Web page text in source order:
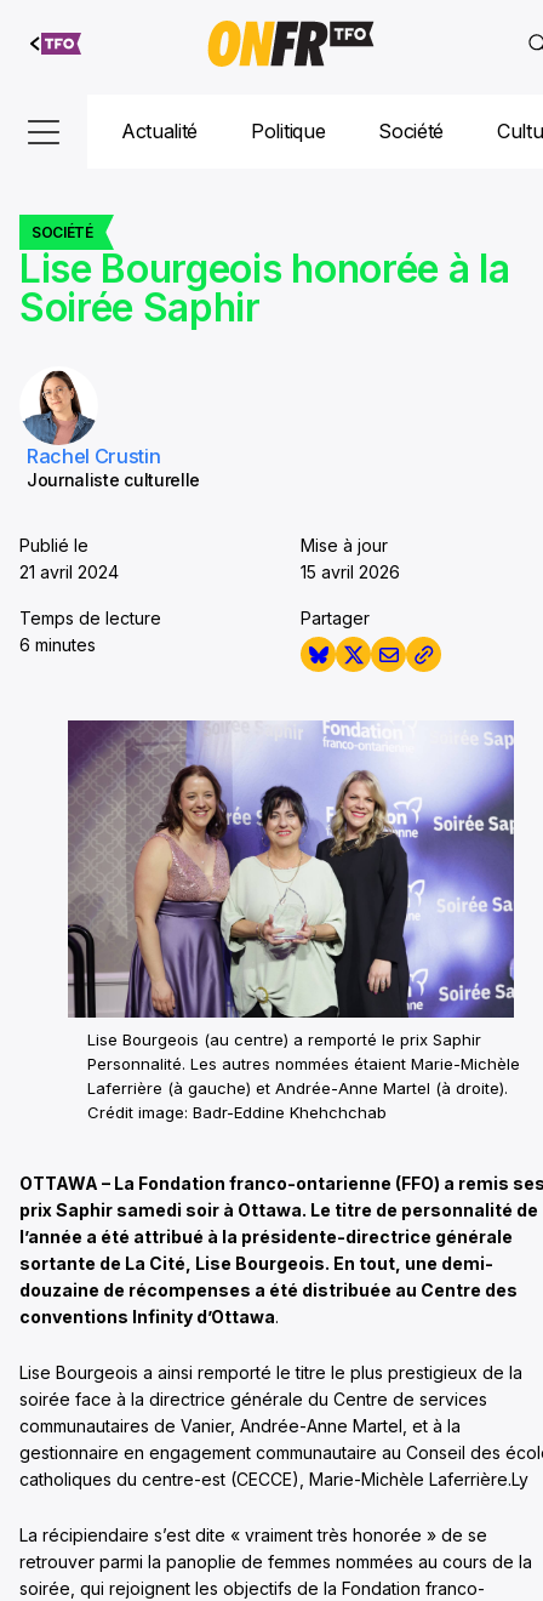
Aller au
contenu
Actualité Politique Société
SOCIÉTÉ
Lise Bourgeois honorée à la
Soirée Saphir
Rachel Crustin
Journaliste culturelle
Publié le
21 avril 2024
Mise à jour
15 avril 2026
Temps de lecture
6 minutes
Partager
Lise Bourgeois (au centre) a remporté le prix Saphir
Personnalité. Les autres nommées étaient Marie-Michèle
Laferrière (à gauche) et Andrée-Anne Martel (à droite).
Crédit image: Badr-Eddine Khehchchab
OTTAWA – La Fondation franco-ontarienne (FFO) a remis
prix Saphir samedi soir à Ottawa. Le titre de personnalité de
l’année a été attribué à la présidente-directrice générale
sortante de La Cité, Lise Bourgeois. En tout, une demi-
douzaine de récompenses a été distribuée au Centre des
conventions Infinity d’Ottawa.
Lise Bourgeois a ainsi remporté le titre le plus prestigieux de la
soirée face à la directrice générale du Centre de services
communautaires de Vanier, Andrée-Anne Martel, et à la
gestionnaire en engagement communautaire au Conseil des
catholiques du centre-est (CECCE), Marie-Michèle Laferrière.Ly
La récipiendaire s’est dite « vraiment très honorée » de se
retrouver parmi la panoplie de femmes nommées au cours de la
soirée, qui rejoignent les objectifs de la Fondation franco-